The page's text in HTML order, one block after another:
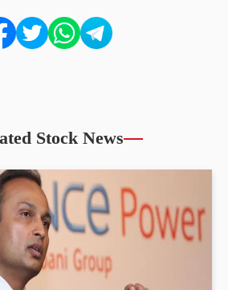
Stock News